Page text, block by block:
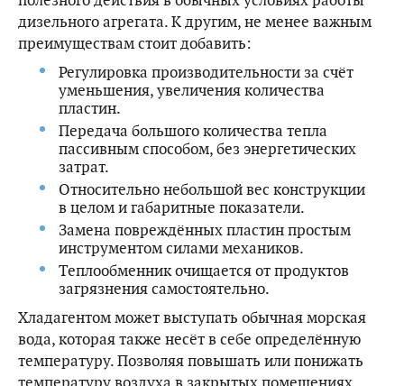
дизельного агрегата. К другим, не менее важным
преимуществам стоит добавить:
Регулировка производительности за счёт
уменьшения, увеличения количества
пластин.
Передача большого количества тепла
пассивным способом, без энергетических
затрат.
Относительно небольшой вес конструкции
в целом и габаритные показатели.
Замена повреждённых пластин простым
инструментом силами механиков.
Теплообменник очищается от продуктов
загрязнения самостоятельно.
Хладагентом может выступать обычная морская
вода, которая также несёт в себе определённую
температуру. Позволяя повышать или понижать